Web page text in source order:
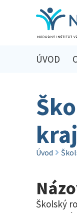
ÚVOD
Úvod
Školský